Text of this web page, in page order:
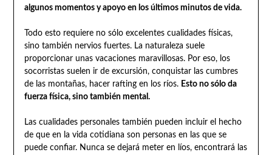
algunos momentos y apoyo en los últimos minutos de vida.
Todo esto requiere no sólo excelentes cualidades físicas,
sino también nervios fuertes. La naturaleza suele
proporcionar unas vacaciones maravillosas. Por eso, los
socorristas suelen ir de excursión, conquistar las cumbres
de las montañas, hacer rafting en los ríos. Esto no sólo da
fuerza física, sino también mental.
Las cualidades personales también pueden incluir el hecho
de que en la vida cotidiana son personas en las que se
puede confiar. Nunca se dejará meter en líos, encontrará las